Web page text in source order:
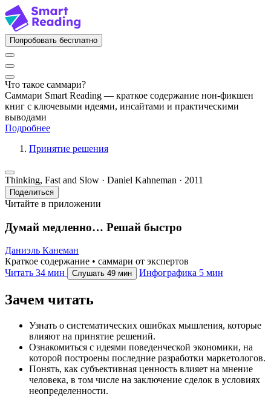
Попробовать бесплатно
Что такое саммари?
Саммари Smart Reading — краткое содержание нон-фикшен
книг с ключевыми идеями, инсайтами и практическими
выводами
Подробнее
Принятие решения
Thinking, Fast and Slow · Daniel Kahneman · 2011
Поделиться
Читайте в приложении
Думай медленно… Решай быстро
Даниэль Канеман
Краткое содержание • саммари от экспертов
Читать 34 мин Слушать 49 мин Инфографика 5 мин
Зачем читать
Узнать о систематических ошибках мышления, которые
влияют на принятие решений.
Ознакомиться с идеями поведенческой экономики, на
которой построены последние разработки маркетологов.
Понять, как субъективная ценность влияет на мнение
человека, в том числе на заключение сделок в условиях
неопределенности.